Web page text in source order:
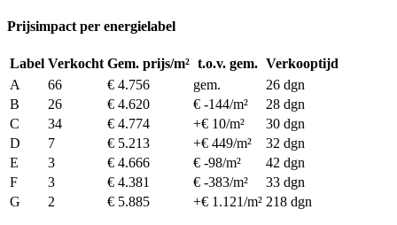
Prijsimpact per energielabel
Label Verkocht Gem. prijs/m² t.o.v. gem. Verkooptijd
A
66 € 4.756 gem.
26 dgn
B
26 € 4.620 € -144/m²
28 dgn
C
34 € 4.774 +€ 10/m²
30 dgn
D
7 € 5.213 +€ 449/m²
32 dgn
E
3 € 4.666 € -98/m²
42 dgn
F
3 € 4.381 € -383/m²
33 dgn
G
2 € 5.885 +€ 1.121/m² 218 dgn